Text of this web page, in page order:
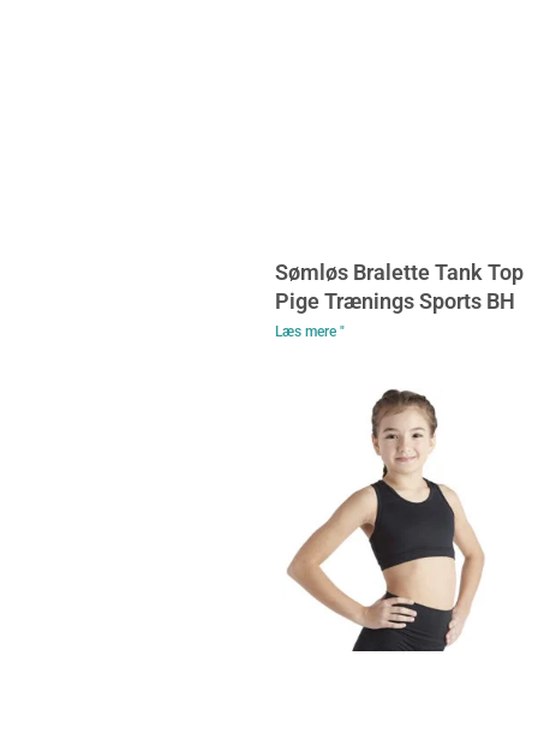
Sømløs Bralette Tank Top
Pige Trænings Sports BH
Læs mere "